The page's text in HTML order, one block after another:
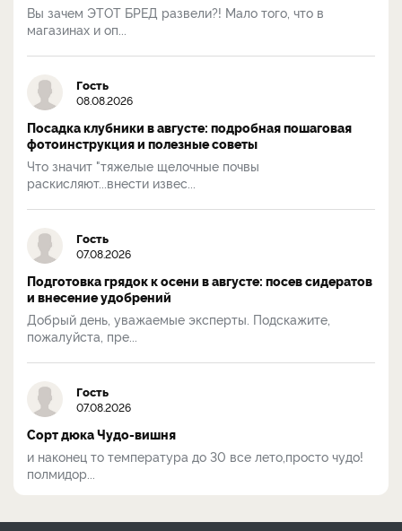
Вы зачем ЭТОТ БРЕД развели?! Мало того, что в
магазинах и оп...
Гость
08.08.2026
Посадка клубники в августе: подробная пошаговая
фотоинструкция и полезные советы
Что значит "тяжелые щелочные почвы
раскисляют...внести извес...
Гость
07.08.2026
Подготовка грядок к осени в августе: посев сидератов
и внесение удобрений
Добрый день, уважаемые эксперты. Подскажите,
пожалуйста, пре...
Гость
07.08.2026
Сорт дюка Чудо-вишня
и наконец то температура до 30 все лето,просто чудо!
полмидор...